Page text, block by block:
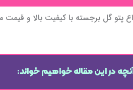
پتو گل برجسته با کيفيت بالا و
در این مقاله خواهیم خواند: